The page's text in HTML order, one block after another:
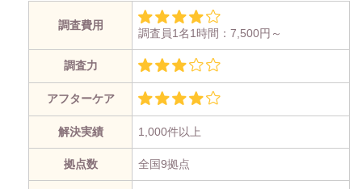
調査費用
調査員1名1時間：7,500円～
調査力
アフターケア
解決実績 1,000件以上
拠点数 全国9拠点